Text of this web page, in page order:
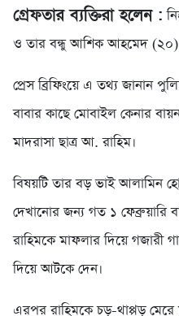
গ্রেফতার ব্যক্তিরা হলেন :
ও তার বন্ধু আশিক আহমেদ
প্রেস ব্রিফিংয়ে এ তথ্য জানান
বাবার কাছে মোবাইল কেনার
মাদরাসা ছাত্র আ. রাহিম।
বিষয়টি তার বড় ভাই আলামিন
দেখানোর জন্য গত ১ ফেব্রুয়ারি
রাহিমকে মাফলার দিয়ে গজারী
দিয়ে আটকে দেন।
এরপর রাহিমকে চড়-থাপ্পড়